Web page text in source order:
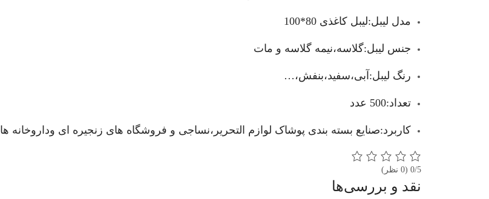
مدل لیبل:لیبل کاغذی 80*100
جنس لیبل:گلاسه،نیمه گلاسه و مات
رنگ لیبل:آبی،سفید،بنفش،…
تعداد:500 عدد
کاربرد:صنایع بسته بندی پوشاک لوازم التحریر،نساجی و فروشگاه های زنجیره ای وداروخانه ها
0/5 (0 نظر)
نقد و بررسی‌ها